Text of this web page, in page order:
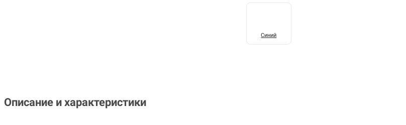
Синий
Описание и характеристики